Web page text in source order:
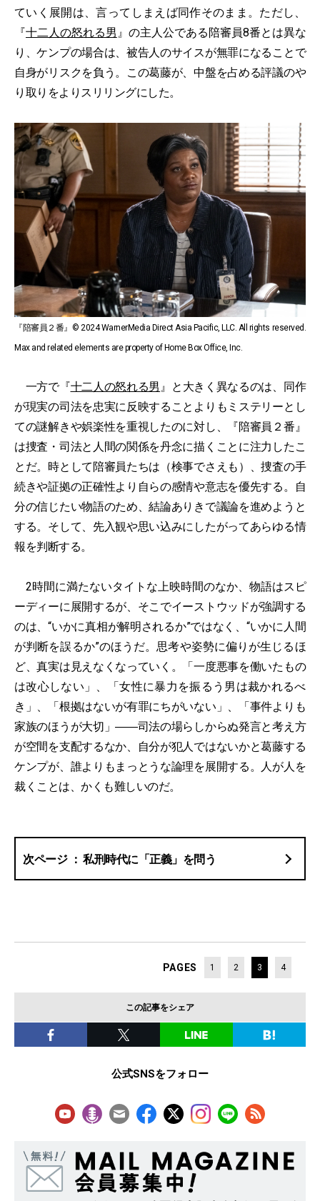
ていく展開は、言ってしまえば同作そのまま。ただし、
『十二人の怒れる男 』の主人公である陪審員8番とは異な
り、ケンプの場合は、被告人のサイスが無罪になることで
自身がリスクを負う。この葛藤が、中盤を占める評議のや
り取りをよりスリリングにした。
『陪審員２番』© 2024 WarnerMedia Direct Asia Pacific, LLC. All rights reserved.
Max and related elements are property of Home Box Office, Inc.
一方で『十二人の怒れる男 』と大きく異なるのは、同作
が現実の司法を忠実に反映することよりもミステリーとし
ての謎解きや娯楽性を重視したのに対し、『陪審員２番』
は捜査・司法と人間の関係を丹念に描くことに注力したこ
とだ。時として陪審員たちは（検事でさえも）、捜査の手
続きや証拠の正確性より自らの感情や意志を優先する。自
分の信じたい物語のため、結論ありきで議論を進めようと
する。そして、先入観や思い込みにしたがってあらゆる情
報を判断する。
2時間に満たないタイトな上映時間のなか、物語はスピ
ーディーに展開するが、そこでイーストウッドが強調する
のは、“いかに真相が解明されるか”ではなく、“いかに人間
が判断を誤るか”のほうだ。思考や姿勢に偏りが生じるほ
ど、真実は見えなくなっていく。「一度悪事を働いたもの
は改心しない」、「女性に暴力を振るう男は裁かれるべ
き」、「根拠はないが有罪にちがいない」、「事件よりも
家族のほうが大切」――司法の場らしからぬ発言と考え方
が空間を支配するなか、自分が犯人ではないかと葛藤する
ケンプが、誰よりもまっとうな論理を展開する。人が人を
裁くことは、かくも難しいのだ。
私刑時代に「正義」を問う
PAGES 1 2 3 4
この記事をシェア
公式SNSをフォロー